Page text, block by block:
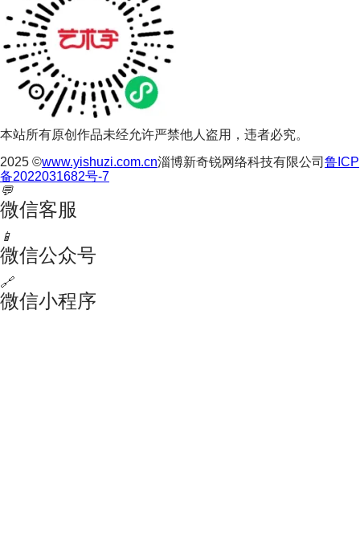
本站所有原创作品未经允许严禁他人盗用，违者必究。
2025 ©www.yishuzi.com.cn淄博新奇锐网络科技有限公司 鲁ICP
备2022031682号-7
💬
微信客服
📱
微信公众号
🔗
微信小程序